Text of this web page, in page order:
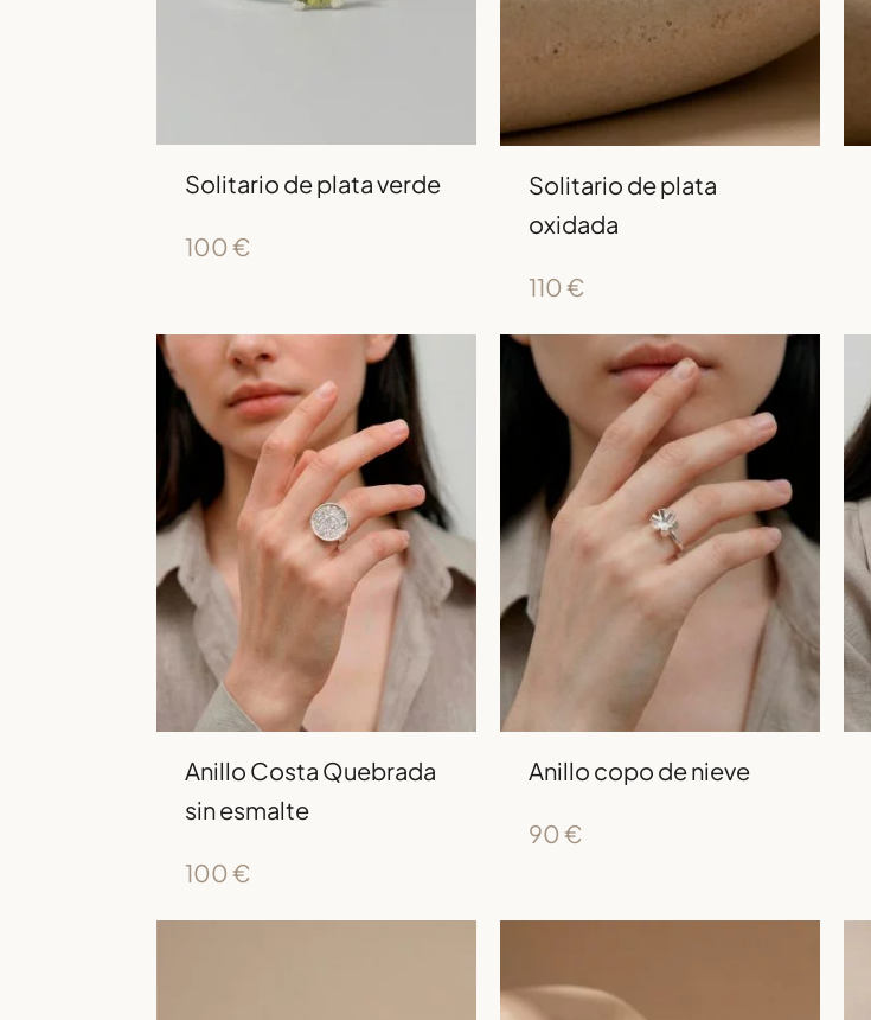
Solitario de plata verde
100 €
Solitario de plata
oxidada
110 €
Anillo Costa Quebrada
sin esmalte
100 €
Anillo copo de nieve
90 €